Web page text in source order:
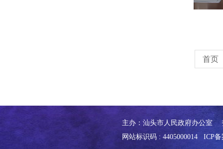
首页
主办：汕头市人民政府办公室
网站标识码 : 4405000014 ICP备